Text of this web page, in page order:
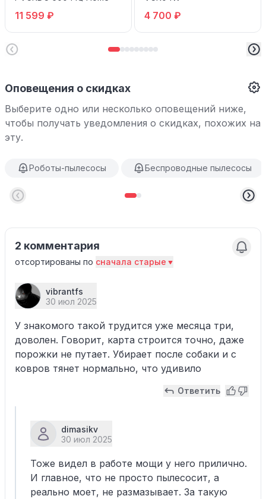
11 599 ₽ 4 700 ₽
Оповещения о скидках
Выберите одно или несколько оповещений ниже,
чтобы получать уведомления о скидках, похожих на
эту.
Роботы-пылесосы Беспроводные пылесосы
2 комментария
отсортированы по сначала старые
vibrantfs
30 июл 2025
У знакомого такой трудится уже месяца три,
доволен. Говорит, карта строится точно, даже
порожки не путает. Убирает после собаки и с
ковров тянет нормально, что удивило
Ответить
dimasikv
30 июл 2025
Тоже видел в работе мощи у него прилично.
И главное, что не просто пылесосит, а
реально моет, не размазывает. За такую